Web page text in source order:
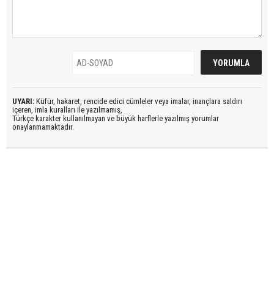
UYARI: Küfür, hakaret, rencide edici cümleler veya imalar, inançlara saldırı
içeren, imla kuralları ile yazılmamış,
Türkçe karakter kullanılmayan ve büyük harflerle yazılmış yorumlar
onaylanmamaktadır.